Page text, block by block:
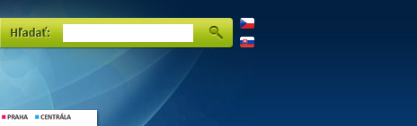
Hľadať
CZ
SK